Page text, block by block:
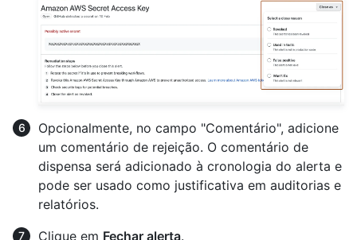
Opcionalmente, no campo "Comentário", adicione
um comentário de rejeição. O comentário de
dispensa será adicionado à cronologia do alerta e
pode ser usado como justificativa em auditorias e
relatórios.
Clique em Fechar alerta.